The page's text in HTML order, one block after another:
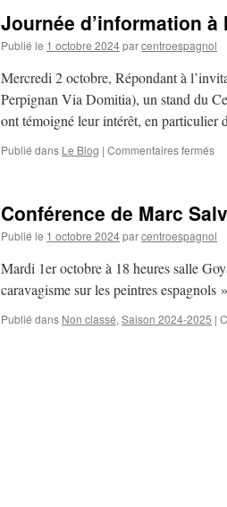
Journée d’information à
Publié le 1 octobre 2024parcentroespagnol
Mercredi 2 octobre, Répondant à
Perpignan Via Domitia), un stand du
ont témoigné leur intérêt, en particulier
Publié dans Le Blog | Commentaires fermés
Conférence de Marc
Publié le 1 octobre 2024parcentroespagnol
Mardi 1er octobre à 18 heures salle
caravagisme sur les peintres espagnols »
Publié dans Non classé, Saison 2024-2025 |